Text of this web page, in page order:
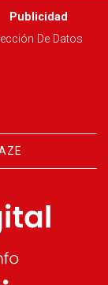
Publicidad
De Datos